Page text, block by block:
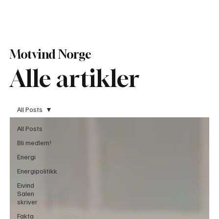
Alle artikler
Motvind Norge
All Posts
Bli medlem!
Energi
Energipolitikk
Eivind
Salen
skriver
Fakta
All Posts